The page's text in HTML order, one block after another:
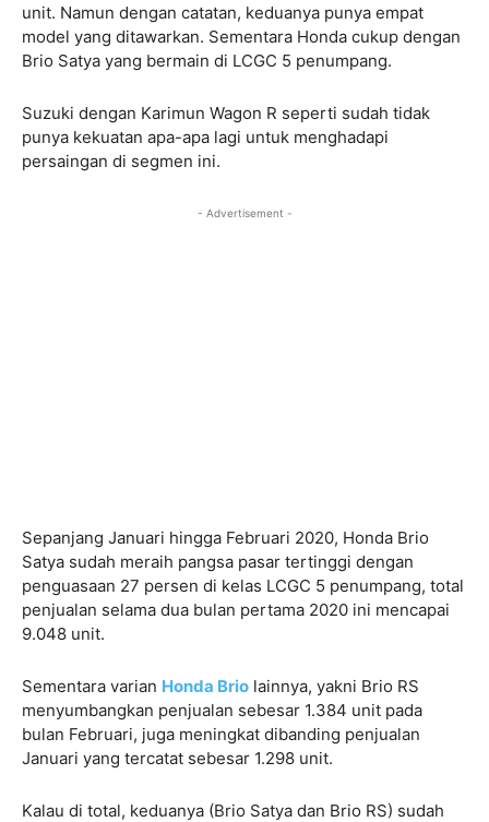
unit. Namun dengan catatan, keduanya punya empat
model yang ditawarkan. Sementara Honda cukup dengan
Brio Satya yang bermain di LCGC 5 penumpang.
Suzuki dengan Karimun Wagon R seperti sudah tidak
punya kekuatan apa-apa lagi untuk menghadapi
persaingan di segmen ini.
- Advertisement -
Sepanjang Januari hingga Februari 2020, Honda Brio
Satya sudah meraih pangsa pasar tertinggi dengan
penguasaan 27 persen di kelas LCGC 5 penumpang, total
penjualan selama dua bulan pertama 2020 ini mencapai
9.048 unit.
Sementara varian Honda Brio lainnya, yakni Brio RS
menyumbangkan penjualan sebesar 1.384 unit pada
bulan Februari, juga meningkat dibanding penjualan
Januari yang tercatat sebesar 1.298 unit.
Kalau di total, keduanya (Brio Satya dan Brio RS) sudah